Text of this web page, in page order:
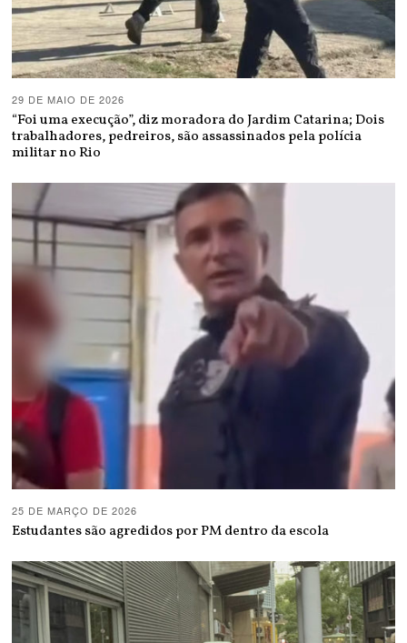
29 DE MAIO DE 2026
“Foi uma execução”, diz moradora do Jardim Catarina; Dois
trabalhadores, pedreiros, são assassinados pela polícia
militar no Rio
25 DE MARÇO DE 2026
Estudantes são agredidos por PM dentro da escola